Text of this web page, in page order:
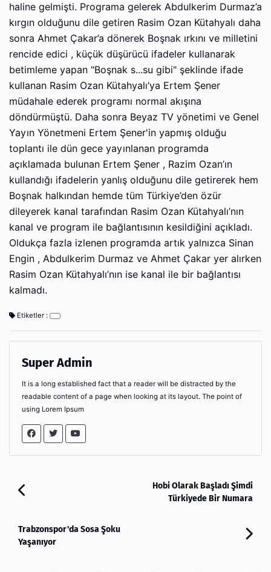
haline gelmişti. Programa gelerek Abdulkerim Durmaz’a
kırgın olduğunu dile getiren Rasim Ozan Kütahyalı daha
sonra Ahmet Çakar’a dönerek Boşnak ırkını ve milletini
rencide edici , küçük düşürücü ifadeler kullanarak
betimleme yapan "Boşnak s...su gibi" şeklinde ifade
kullanan Rasim Ozan Kütahyalı’ya Ertem Şener
müdahale ederek programı normal akışına
döndürmüştü. Daha sonra Beyaz TV yönetimi ve Genel
Yayın Yönetmeni Ertem Şener'in yapmış olduğu
toplantı ile dün gece yayınlanan programda
açıklamada bulunan Ertem Şener , Razim Ozan’ın
kullandığı ifadelerin yanlış olduğunu dile getirerek hem
Boşnak halkından hemde tüm Türkiye’den özür
dileyerek kanal tarafından Rasim Ozan Kütahyalı’nın
kanal ve program ile bağlantısının kesildiğini açıkladı.
Oldukça fazla izlenen programda artık yalnızca Sinan
Engin , Abdulkerim Durmaz ve Ahmet Çakar yer alırken
Rasim Ozan Kütahyalı’nın ise kanal ile bir bağlantısı
kalmadı.
Etiketler :
Super Admin
It is a long established fact that a reader will be distracted by the
readable content of a page when looking at its layout. The point of
using Lorem Ipsum
Hobi Olarak Başladı Şimdi
Türkiyede Bir Numara
Trabzonspor'da Sosa Şoku
Yaşanıyor